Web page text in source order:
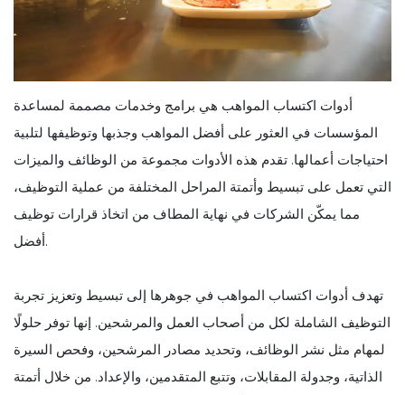
أدوات اكتساب المواهب هي برامج وخدمات مصممة لمساعدة
المؤسسات في العثور على أفضل المواهب وجذبها وتوظيفها لتلبية
احتياجات أعمالها. تقدم هذه الأدوات مجموعة من الوظائف والميزات
التي تعمل على تبسيط وأتمتة المراحل المختلفة من عملية التوظيف،
مما يمكّن الشركات في نهاية المطاف من اتخاذ قرارات توظيف
أفضل.
تهدف أدوات اكتساب المواهب في جوهرها إلى تبسيط وتعزيز تجربة
التوظيف الشاملة لكل من أصحاب العمل والمرشحين. إنها توفر حلولًا
لمهام مثل نشر الوظائف، وتحديد مصادر المرشحين، وفحص السيرة
الذاتية، وجدولة المقابلات، وتتبع المتقدمين، والإعداد. من خلال أتمتة